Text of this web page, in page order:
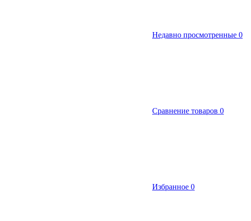
Недавно просмотренные 0
Сравнение товаров 0
Избранное 0